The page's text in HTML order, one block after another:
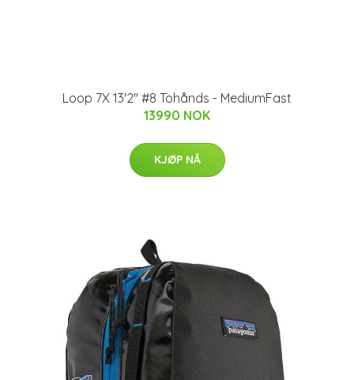
Loop 7X 13'2" #8 Tohånds - MediumFast
13990 NOK
KJØP NÅ